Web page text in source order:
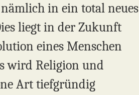
in ein total neues
liegt in der Zukunft
eines Menschen
wird Religion und
Art tiefgründig